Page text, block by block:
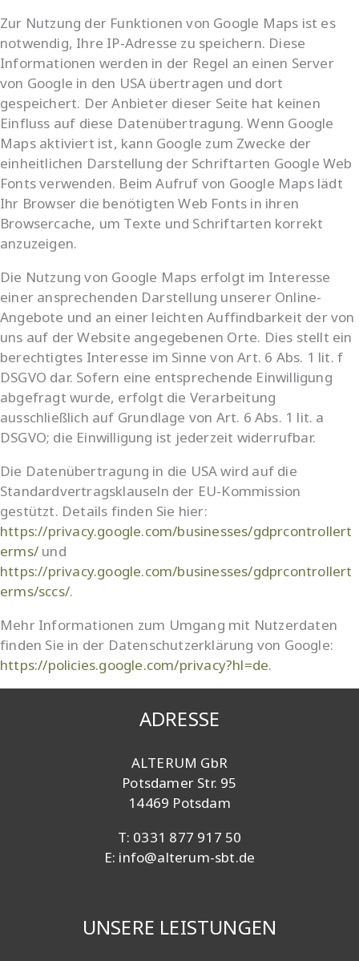
Zur Nutzung der Funktionen von Google Maps ist es
notwendig, Ihre IP-Adresse zu speichern. Diese
Informationen werden in der Regel an einen Server
von Google in den USA übertragen und dort
gespeichert. Der Anbieter dieser Seite hat keinen
Einfluss auf diese Datenübertragung. Wenn Google
Maps aktiviert ist, kann Google zum Zwecke der
einheitlichen Darstellung der Schriftarten Google Web
Fonts verwenden. Beim Aufruf von Google Maps lädt
Ihr Browser die benötigten Web Fonts in ihren
Browsercache, um Texte und Schriftarten korrekt
anzuzeigen.
Die Nutzung von Google Maps erfolgt im Interesse
einer ansprechenden Darstellung unserer Online-
Angebote und an einer leichten Auffindbarkeit der von
uns auf der Website angegebenen Orte. Dies stellt ein
berechtigtes Interesse im Sinne von Art. 6 Abs. 1 lit. f
DSGVO dar. Sofern eine entsprechende Einwilligung
abgefragt wurde, erfolgt die Verarbeitung
ausschließlich auf Grundlage von Art. 6 Abs. 1 lit. a
DSGVO; die Einwilligung ist jederzeit widerrufbar.
Die Datenübertragung in die USA wird auf die
Standardvertragsklauseln der EU-Kommission
gestützt. Details finden Sie hier:
https://privacy.google.com/businesses/gdprcontrollert
erms/ und
https://privacy.google.com/businesses/gdprcontrollert
erms/sccs/.
Mehr Informationen zum Umgang mit Nutzerdaten
finden Sie in der Datenschutzerklärung von Google:
https://policies.google.com/privacy?hl=de.
ADRESSE
ALTERUM GbR
Potsdamer Str. 95
14469 Potsdam
T: 0331 877 917 50
E: info@alterum-sbt.de
UNSERE LEISTUNGEN